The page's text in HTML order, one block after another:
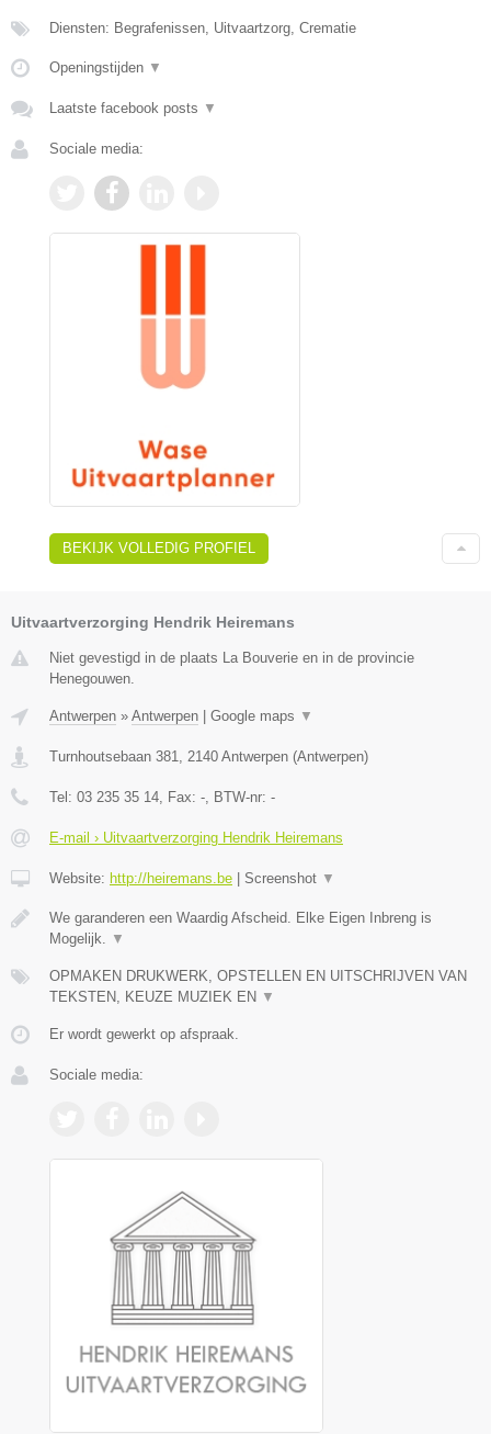
Diensten: Begrafenissen, Uitvaartzorg, Crematie
Openingstijden ▼
Laatste facebook posts ▼
Sociale media:
BEKIJK VOLLEDIG PROFIEL
Uitvaartverzorging Hendrik Heiremans
Niet gevestigd in de plaats La Bouverie en in de provincie
Henegouwen.
Antwerpen » Antwerpen | Google maps ▼
Turnhoutsebaan 381 2140 Antwerpen (Antwerpen)
Tel: 03 235 35 14 , Fax: - , BTW-nr: -
E-mail › Uitvaartverzorging Hendrik Heiremans
Website: http://heiremans.be | Screenshot ▼
We garanderen een Waardig Afscheid. Elke Eigen Inbreng is
Mogelijk.
▼
OPMAKEN DRUKWERK, OPSTELLEN EN UITSCHRIJVEN VAN
TEKSTEN, KEUZE MUZIEK EN ▼
Er wordt gewerkt op afspraak.
Sociale media: